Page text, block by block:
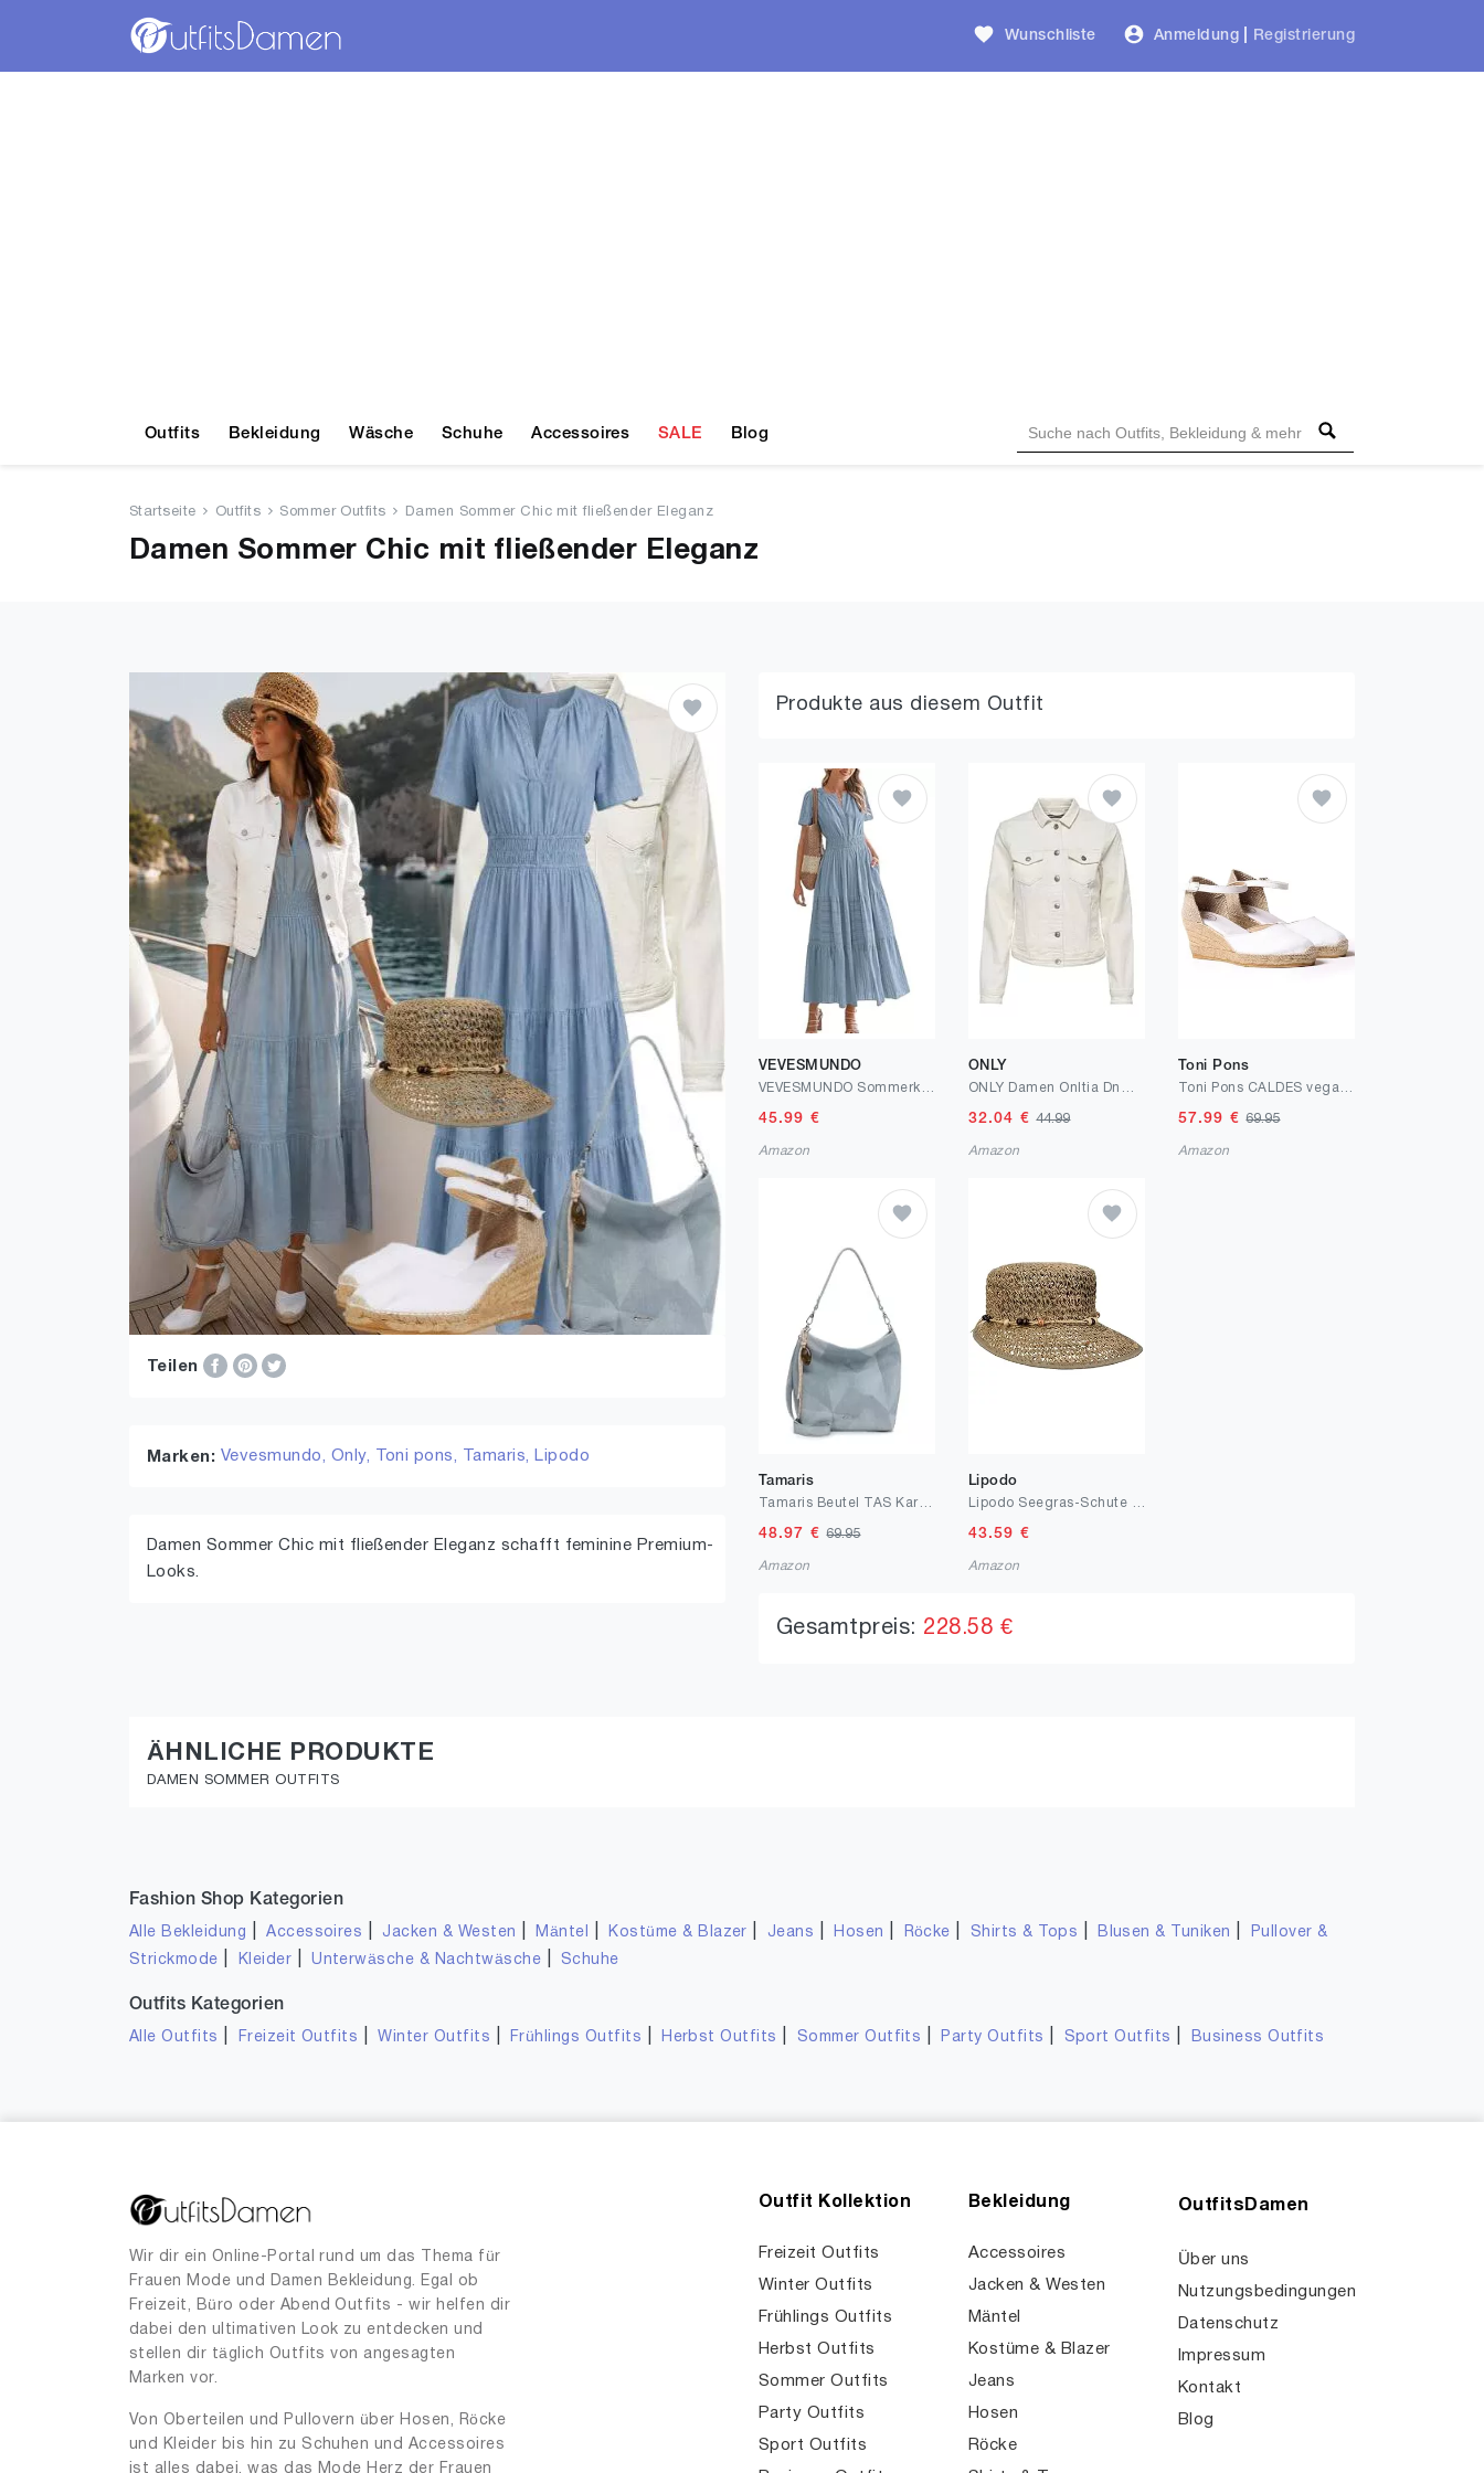
Wunschliste Anmeldung Registrierung
Outfits Bekleidung Wäsche Schuhe Accessoires SALE Blog
Startseite Outfits Sommer Outfits Damen Sommer Chic mit fließender Eleganz
Damen Sommer Chic mit fließender Eleganz
Teilen
Marken: Vevesmundo, Only, Toni pons, Tamaris, Lipodo
Damen Sommer Chic mit fließender Eleganz schafft feminine Premium-
Looks.
Produkte aus diesem Outfit
VEVESMUNDO
45.99 €
Amazon
ONLY
32.04 €44.99
Amazon
Toni Pons
57.99 €69.95
Amazon
Tamaris
Tamaris Beutel TAS Karen 34514 Damen Handtaschen Zweifarbig
48.97 €69.95
Amazon
Lipodo
43.59 €
Amazon
Gesamtpreis: 228.58 €
ÄHNLICHE PRODUKTE
DAMEN SOMMER OUTFITS
Fashion Shop Kategorien
Alle Bekleidung |Accessoires Jacken & Westen Mäntel Kostüme & Blazer Jeans Hosen Röcke Shirts & Tops Blusen & Tuniken
Pullover &
Strickmode
Kleider |Unterwäsche & Nachtwäsche Schuhe
Outfits Kategorien
Alle Outfits Freizeit Outfits |Winter Outfits Frühlings Outfits Herbst Outfits Sommer Outfits Party Outfits Sport Outfits Business Outfits
Wir dir ein Online-Portal rund um das Thema für
Frauen Mode und Damen Bekleidung. Egal ob
Freizeit, Büro oder Abend Outfits - wir helfen dir
dabei den ultimativen Look zu entdecken und
stellen dir täglich Outfits von angesagten
Marken vor.
Von Oberteilen und Pullovern über Hosen, Röcke
und Kleider bis hin zu Schuhen und Accessoires
ist alles dabei, was das Mode Herz der Frauen
Outfit Kollektion
Freizeit Outfits
Winter Outfits
Frühlings Outfits
Herbst Outfits
Sommer Outfits
Party Outfits
Sport Outfits
Bekleidung
Accessoires
Jacken & Westen
Mäntel
Kostüme & Blazer
Jeans
Hosen
Röcke
OutfitsDamen
Über uns
Nutzungsbedingungen
Datenschutz
Impressum
Kontakt
Blog